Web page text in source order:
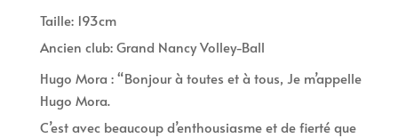
Taille: 193cm
Ancien club: Grand Nancy Volley-Ball
Hugo Mora : “Bonjour à toutes et à tous, Je m’appelle
Hugo Mora.
C’est avec beaucoup d’enthousiasme et de fierté que